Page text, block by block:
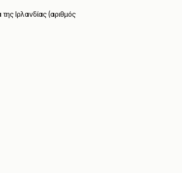
Ιρλανδίας (αριθμός